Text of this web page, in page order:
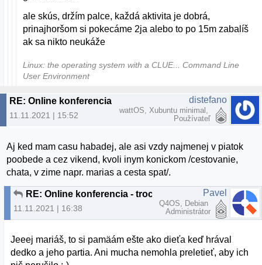
ale skús, držím palce, každá aktivita je dobrá,
prinajhoršom si pokecáme 2ja alebo to po 15m zabalíš
ak sa nikto neukáže
Linux: the operating system with a CLUE... Command Line
User Environment
11.11.2021 | 15:52
distefano
wattOS, Xubuntu minimal,
Používateľ
Aj ked mam casu habadej, ale asi vzdy najmenej v piatok
poobede a cez vikend, kvoli inym konickom /cestovanie,
chata, v zime napr. marias a cesta spat/.
11.11.2021 | 16:38
Pavel
Q4OS, Debian
Administrátor
Jeeej mariáš, to si pamäám ešte ako dieťa keď hrával
dedko a jeho partia. Ani mucha nemohla preletieť, aby ich